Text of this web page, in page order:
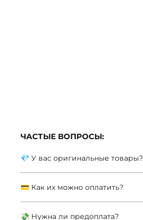
ЧАСТЫЕ ВОПРОСЫ:
💎 У вас оригинальные товары?
💳 Как их можно оплатить?
💸 Нужна ли предоплата?